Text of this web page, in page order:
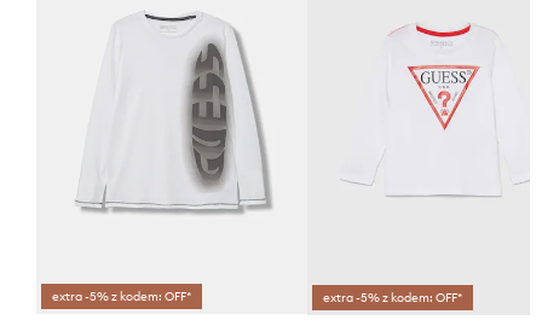
extra -5% z kodem: OFF* extra -5% z kodem: OFF*